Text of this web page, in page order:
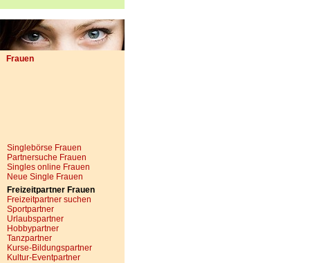
Frauen
Singlebörse Frauen
Partnersuche Frauen
Singles online Frauen
Neue Single Frauen
Freizeitpartner Frauen
Freizeitpartner suchen
Sportpartner
Urlaubspartner
Hobbypartner
Tanzpartner
Kurse-Bildungspartner
Kultur-Eventpartner